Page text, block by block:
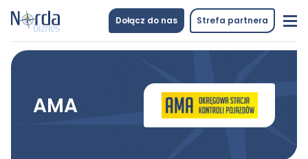
Dołącz do nas Strefa partnera
AMA